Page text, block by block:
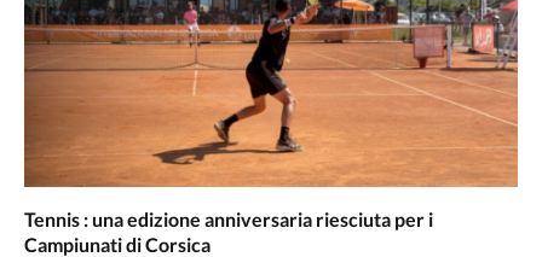
Tennis : una edizione anniversaria riesciuta per i
Campiunati di Corsica